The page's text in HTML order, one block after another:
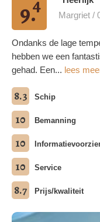
9.4
Margriet /
Ondanks de lage
hebben we een
gehad. Een... lees
8.3 Schip
10 Bemanning
10
10 Service
8.7 Prijs/kwaliteit